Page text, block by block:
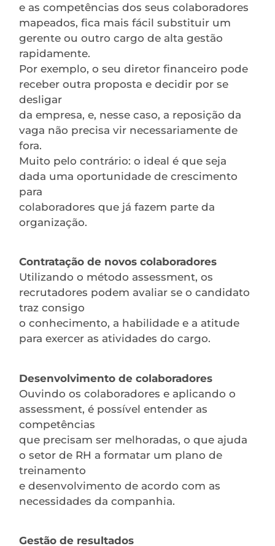
e as competências dos seus colaboradores
mapeados, fica mais fácil substituir um
gerente ou outro cargo de alta gestão
rapidamente.
Por exemplo, o seu diretor financeiro pode
receber outra proposta e decidir por se
desligar
da empresa, e, nesse caso, a reposição da
vaga não precisa vir necessariamente de
fora.
Muito pelo contrário: o ideal é que seja
dada uma oportunidade de crescimento
para
colaboradores que já fazem parte da
organização.
Contratação de novos colaboradores
Utilizando o método assessment, os
recrutadores podem avaliar se o candidato
traz consigo
o conhecimento, a habilidade e a atitude
para exercer as atividades do cargo.
Desenvolvimento de colaboradores
Ouvindo os colaboradores e aplicando o
assessment, é possível entender as
competências
que precisam ser melhoradas, o que ajuda
o setor de RH a formatar um plano de
treinamento
e desenvolvimento de acordo com as
necessidades da companhia.
Gestão de resultados